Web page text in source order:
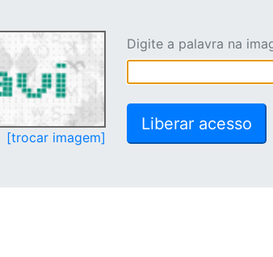
[trocar imagem]
Digite a palavra na